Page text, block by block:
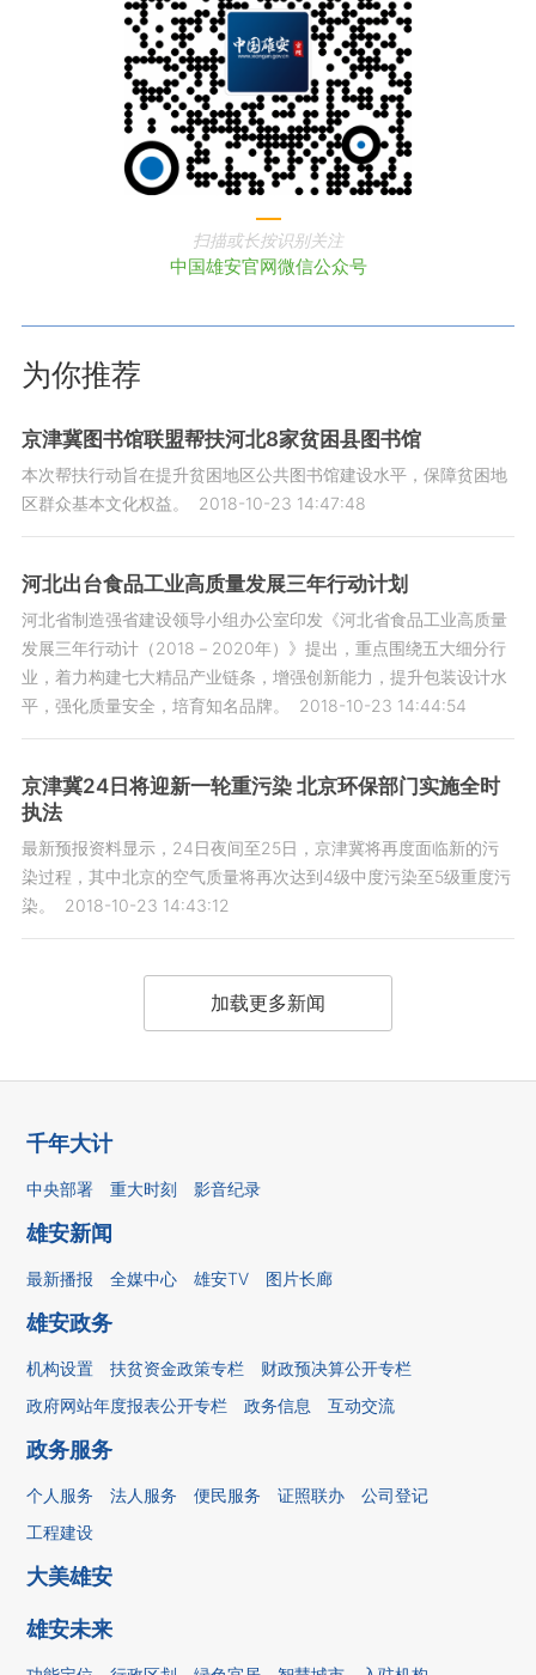
扫描或长按识别关注
中国雄安官网微信公众号
为你推荐
京津冀图书馆联盟帮扶河北8家贫困县图书馆
本次帮扶行动旨在提升贫困地区公共图书馆建设水平，保障贫困地
区群众基本文化权益。
2018-10-23 14:47:48
河北出台食品工业高质量发展三年行动计划
河北省制造强省建设领导小组办公室印发《河北省食品工业高质量
发展三年行动计（2018－2020年）》提出，重点围绕五大细分行
业，着力构建七大精品产业链条，增强创新能力，提升包装设计水
平，强化质量安全，培育知名品牌。
2018-10-23 14:44:54
京津冀24日将迎新一轮重污染 北京环保部门实施全时
执法
最新预报资料显示，24日夜间至25日，京津冀将再度面临新的污
染过程，其中北京的空气质量将再次达到4级中度污染至5级重度污
染。
2018-10-23 14:43:12
加载更多新闻
千年大计
中央部署 重大时刻 影音纪录
雄安新闻
最新播报 全媒中心 雄安TV 图片长廊
雄安政务
机构设置 扶贫资金政策专栏
财政预决算公开专栏
政府网站年度报表公开专栏
政务信息 互动交流
政务服务
个人服务 法人服务 便民服务 证照联办
公司登记
工程建设
大美雄安
雄安未来